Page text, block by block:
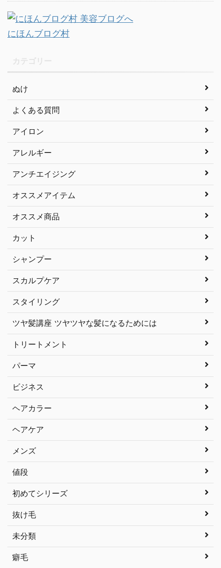
にほんブログ村
ぬけ
よくある質問
アイロン
アレルギー
アンチエイジング
オススメアイテム
オススメ商品
カット
シャンプー
スカルプケア
スタイリング
ツヤ髪講座 ツヤツヤな髪になるためには
トリートメント
パーマ
ビジネス
ヘアカラー
ヘアケア
メンズ
値段
初めてシリーズ
抜け毛
未分類
癖毛